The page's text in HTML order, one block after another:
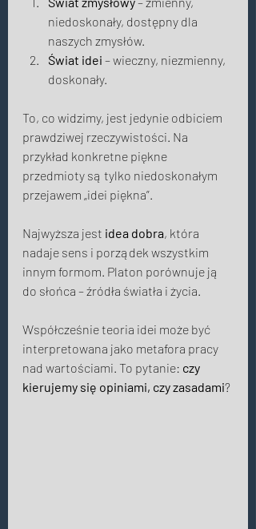
niedoskonały, dostępny dla
naszych zmysłów.
Świat idei – wieczny, niezmienny,
doskonały.
To, co widzimy, jest jedynie odbiciem
prawdziwej rzeczywistości. Na
przykład konkretne piękne
przedmioty są tylko niedoskonałym
przejawem „idei piękna”.
Najwyższa jest idea dobra, która
nadaje sens i porządek wszystkim
innym formom. Platon porównuje ją
do słońca – źródła światła i życia.
Współcześnie teoria idei może być
interpretowana jako metafora pracy
nad wartościami. To pytanie: czy
kierujemy się opiniami, czy zasadami?